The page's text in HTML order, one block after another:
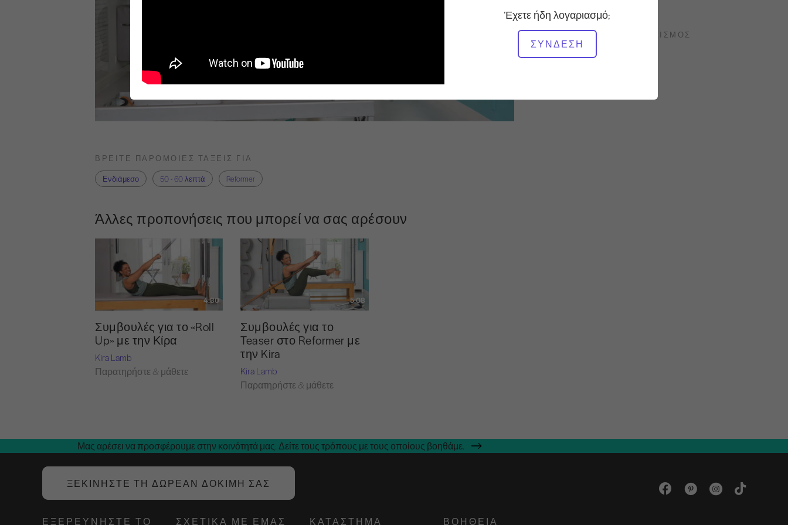
Έχετε ήδη λογαριασμό;
ΣΎΝΔΕΣΗ
ΑΠΑΙΤΟΎΜΕΝΟΣ ΕΞΟΠΛΙΣΜΌΣ
ΒΡΕΊΤΕ ΠΑΡΌΜΟΙΕΣ ΤΆΞΕΙΣ ΓΙΑ
Ενδιάμεσο
50 - 60 λεπτά Reformer
Άλλες προπονήσεις που μπορεί να σας αρέσουν
4:30
Συμβουλές για το «Roll
Up» με την Κίρα
Kira Lamb
Παρατηρήστε & μάθετε
5:08
Συμβουλές για το
Teaser στο Reformer με
την Kira
Kira Lamb
Παρατηρήστε & μάθετε
Μας αρέσει να προσφέρουμε στην κοινότητά μας. Δείτε τους τρόπους με τους οποίους βοηθάμε.
ΞΕΚΙΝΉΣΤΕ ΤΗ ΔΩΡΕΆΝ ΔΟΚΙΜΉ ΣΑΣ
ΕΞΕΡΕΥΝΉΣΤΕ ΤΟ ΣΧΕΤΙΚΆ ΜΕ ΕΜΆΣ ΚΑΤΆΣΤΗΜΑ ΒΟΉΘΕΙΑ